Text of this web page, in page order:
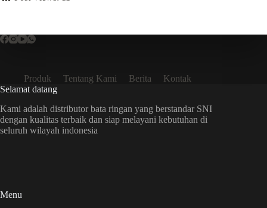
Produk Tentang Kami Berita
Kontak
Selamat datang
Kami adalah distributor bata ringan yang berstandar SNI
dengan kualitas terbaik dan siap melayani kebutuhan di
seluruh wilayah indonesia
Menu